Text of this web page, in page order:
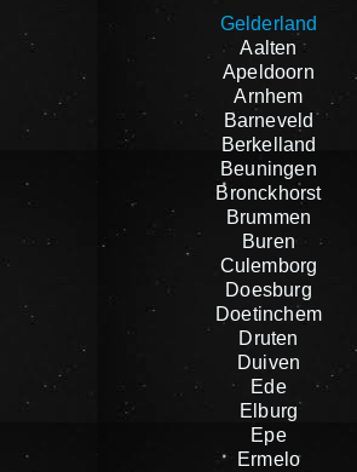
Gelderland
Aalten
Apeldoorn
Arnhem
Barneveld
Berkelland
Beuningen
Bronckhorst
Brummen
Buren
Culemborg
Doesburg
Doetinchem
Druten
Duiven
Ede
Elburg
Epe
Ermelo